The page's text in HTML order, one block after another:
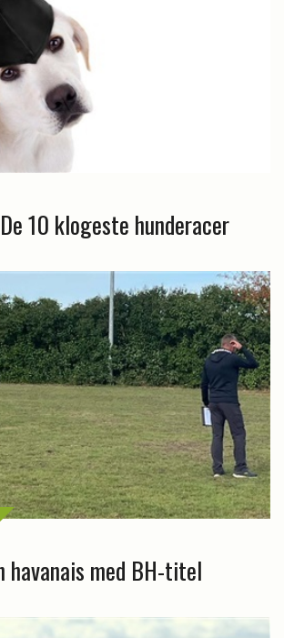
10 klogeste hunderacer
havanais med BH-titel